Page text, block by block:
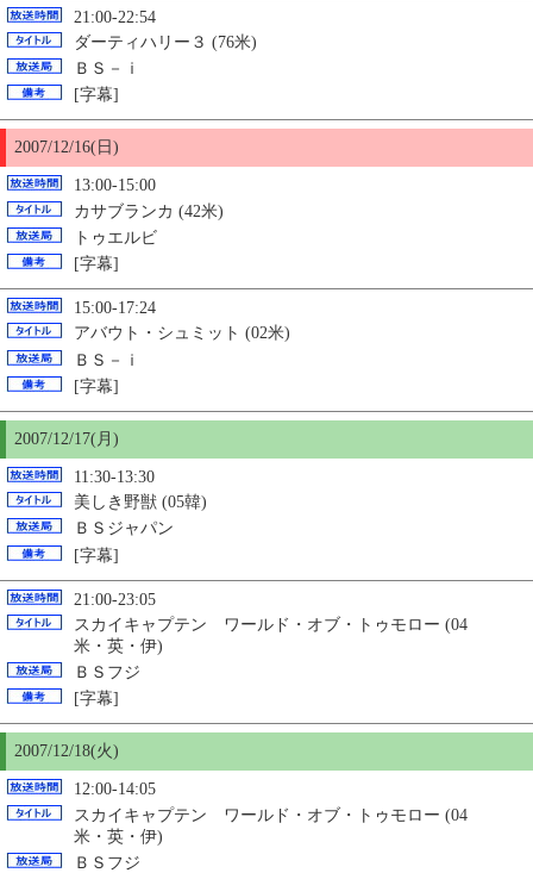
21:00-22:54
ダーティハリー３ (76米)
ＢＳ－ｉ
[字幕]
2007/12/16(日)
13:00-15:00
カサブランカ (42米)
トゥエルビ
[字幕]
15:00-17:24
アバウト・シュミット (02米)
ＢＳ－ｉ
[字幕]
2007/12/17(月)
11:30-13:30
美しき野獣 (05韓)
ＢＳジャパン
[字幕]
21:00-23:05
スカイキャプテン ワールド・オブ・トゥモロー (04
米・英・伊)
ＢＳフジ
[字幕]
2007/12/18(火)
12:00-14:05
スカイキャプテン ワールド・オブ・トゥモロー (04
米・英・伊)
ＢＳフジ